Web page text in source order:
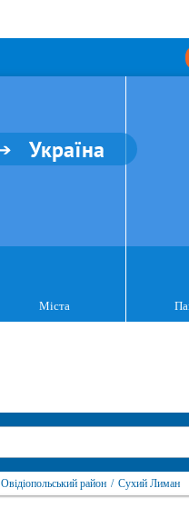
Україна
Міста
Овідіопольський район / Сухий Лиман